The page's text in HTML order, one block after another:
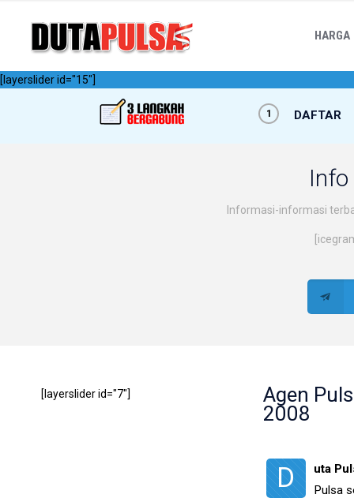
HARGA
[layerslider id="15"]
1 DAFTAR
Informasi-informasi
[layerslider id="7"]
Agen
2008
D
uta
Pulsa